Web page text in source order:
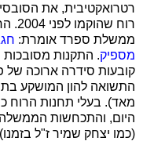
רטרואקטיבית, את
ממשלת ספרד אומרת:
מספיק
קובעות סידרה ארוכה
מאד). בעלי תחנות הרוח
היום, והתכחשות
(כמו יצחק שמיר ז"ל